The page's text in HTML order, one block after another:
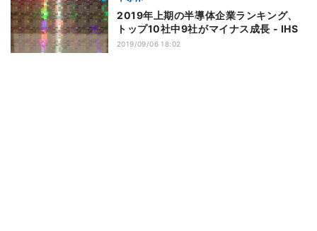
2019年上期の半導体企業ランキング、
トップ10社中9社がマイナス成長 - IHS
2019/09/06 18:02